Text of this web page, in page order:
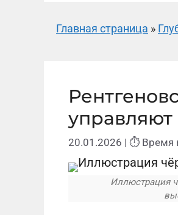
Главная страница »
20.01.2026 | ⏱ Время
Иллюстрация